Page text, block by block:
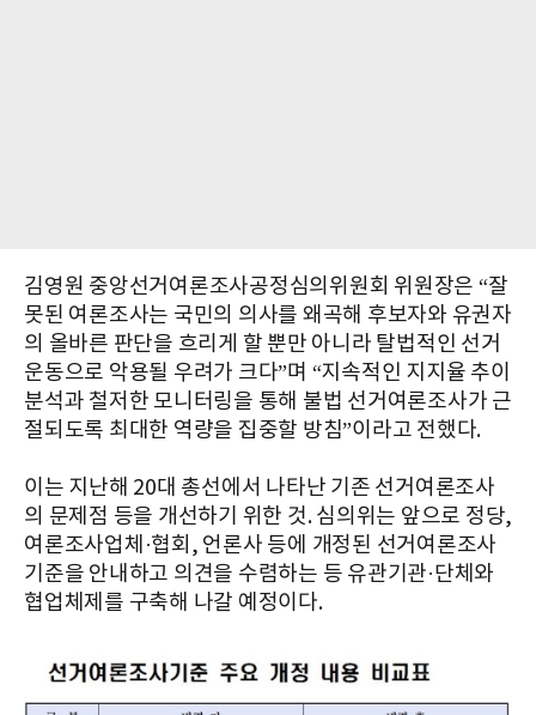
김영원 중앙선거여론조사공정심의위원회 위원장은 “잘
못된 여론조사는 국민의 의사를 왜곡해 후보자와 유권자
의 올바른 판단을 흐리게 할 뿐만 아니라 탈법적인 선거
운동으로 악용될 우려가 크다”며 “지속적인 지지율 추이
분석과 철저한 모니터링을 통해 불법 선거여론조사가 근
절되도록 최대한 역량을 집중할 방침”이라고 전했다.
이는 지난해 20대 총선에서 나타난 기존 선거여론조사
의 문제점 등을 개선하기 위한 것. 심의위는 앞으로 정당,
여론조사업체·협회, 언론사 등에 개정된 선거여론조사
기준을 안내하고 의견을 수렴하는 등 유관기관·단체와
협업체제를 구축해 나갈 예정이다.